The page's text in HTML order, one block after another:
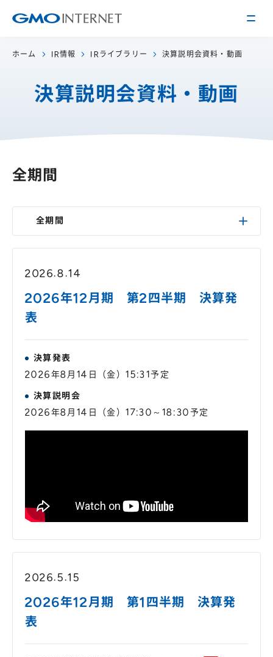
トップメッセージ
アクセス
役員紹介
サービス
インターネット
IR情報
事業内容・戦略
IRライブラリー
株主総会
IRカレンダー
よくあるご質問
会社を知る
人を知る
障がい者採用
キャリア/アルバイト採用
ホーム IR情報 IRライブラリー 決算説明会資料・動画
決算説明会資料・動画
全期間
全期間
2026.8.14
2026年12月期 第2四半期 決算発
表
決算発表
2026年8月14日（金）15:31予定
決算説明会
2026年8月14日（金）17:30～18:30予定
2026.5.15
2026年12月期 第1四半期 決算発
表